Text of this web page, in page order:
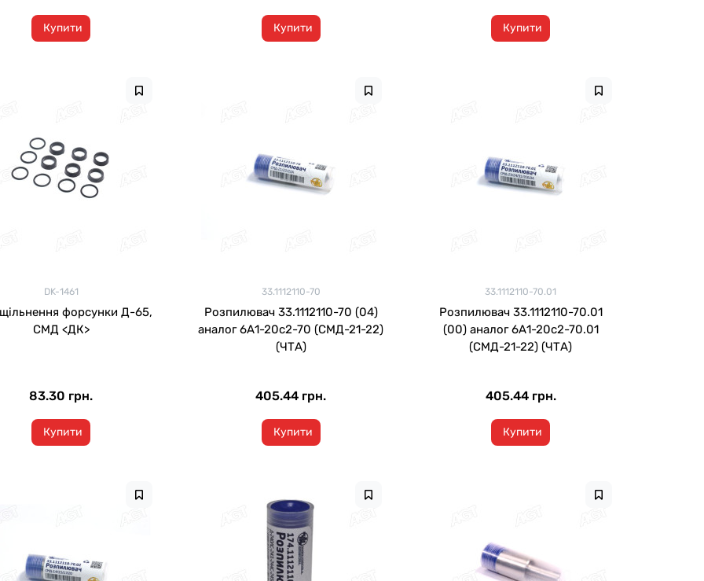
Купити Купити Купити
DK-1461
форсунки Д-65,
СМД <ДК>
83.30 грн.
Купити
33.1112110-70
Розпилювач 33.1112110-70 (04)
аналог 6А1-20с2-70 (СМД-21-22)
(ЧТА)
405.44 грн.
Купити
33.1112110-70.01
Розпилювач 33.1112110-70.01
(00) аналог 6А1-20с2-70.01
(СМД-21-22) (ЧТА)
405.44 грн.
Купити